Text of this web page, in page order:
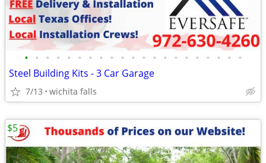
• • • • • • • • • • • • • • • • • • • • •
Steel Building Kits - 3 Car Garage
7/13 wichita falls
$5